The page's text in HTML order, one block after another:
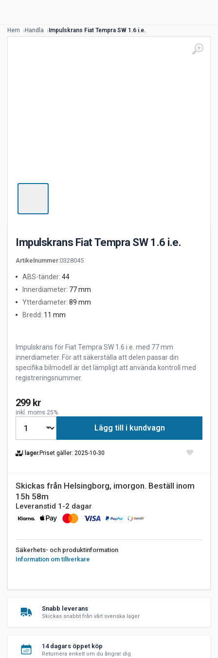
Hem Handla Impulskrans Fiat Tempra SW 1.6 i.e.
Impulskrans Fiat Tempra SW 1.6 i.e.
Artikelnummer:0328045
ABS-tänder: 44
Innerdiameter: 77 mm
Ytterdiameter: 89 mm
Bredd: 11 mm
Impulskrans för Fiat Tempra SW 1.6 i.e. med 77 mm
innerdiameter. För att säkerställa att delen passar din
specifika bilmodell är det lämpligt att använda kontroll med
registreringsnummer.
299 kr
inkl. moms 25%
Lägg till i kundvagn
I lager. Priset gäller: 2025-10-30
Skickas från Helsingborg, imorgon. Beställ inom
15h 58m
Leveranstid 1-2 dagar
Säkerhets- och produktinformation
Information om tillverkare
Snabb leverans
Skickas snabbt från vårt svenska lager
14 dagars öppet köp
Returnera enkelt om du ångrar dig